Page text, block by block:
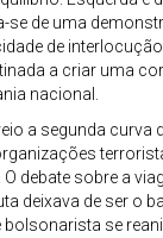
se de uma
de
a criar uma
nacional.
a segunda
debate sobre a
deixava de ser o
se